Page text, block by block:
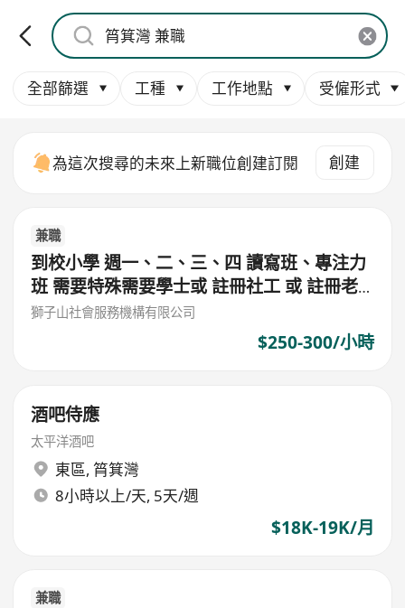
全部篩選 工種 工作地點 受僱形式
為這次搜尋的未來上新職位創建訂閱 創建
兼職
到校小學 週一、二、三、四 讀寫班、專注力
班 需要特殊需要學士或 註冊社工 或 註冊老
師 或 心理學學士 $300/堂 (筲箕灣東)
獅子山社會服務機構有限公司
$250-300/小時
酒吧侍應
太平洋酒吧
東區, 筲箕灣
8小時以上/天, 5天/週
$18K-19K/月
兼職